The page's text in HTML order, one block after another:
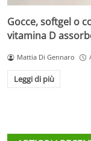
Gocce, softgel o
vitamina D
Mattia Di Gennaro
Leggi di più